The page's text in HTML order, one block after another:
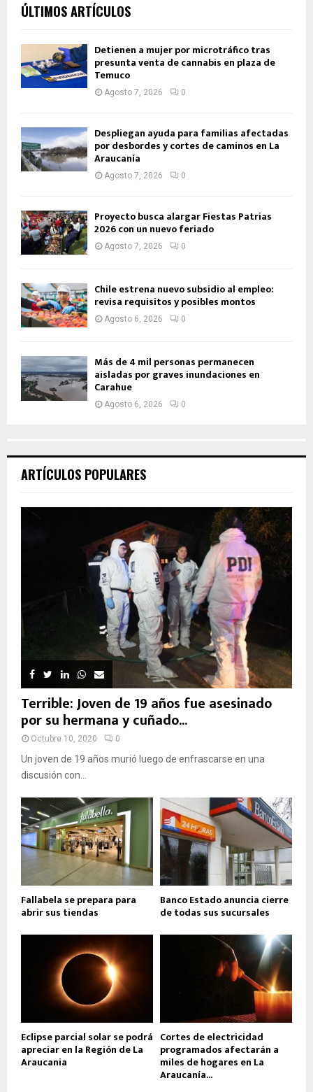
ÚLTIMOS ARTÍCULOS
Detienen a mujer por microtráfico tras
presunta venta de cannabis en plaza de
Temuco
Agosto 7, 2026 0
Despliegan ayuda para familias afectadas
por desbordes y cortes de caminos en La
Araucanía
Agosto 7, 2026 0
Proyecto busca alargar Fiestas Patrias
2026 con un nuevo feriado
Agosto 7, 2026 0
Chile estrena nuevo subsidio al empleo:
revisa requisitos y posibles montos
Agosto 6, 2026 0
Más de 4 mil personas permanecen
aisladas por graves inundaciones en
Carahue
Agosto 6, 2026 0
ARTÍCULOS POPULARES
Terrible: Joven de 19 años fue asesinado
por su hermana y cuñado...
Octubre 10, 2020 0
Un joven de 19 años murió luego de enfrascarse en una
discusión con...
Fallabela se prepara para
abrir sus tiendas
Banco Estado anuncia cierre
de todas sus sucursales
Eclipse parcial solar se podrá
apreciar en la Región de La
Araucania
Cortes de electricidad
programados afectarán a
miles de hogares en La
Araucanía...